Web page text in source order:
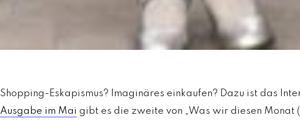
Shopping-Eskapismus? Imaginäres einkaufen? Dazu ist das
Ausgabe im Mai gibt es die zweite von „Was wir diesen Monat